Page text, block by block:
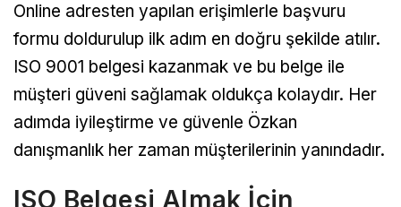
Online adresten yapılan erişimlerle başvuru
formu doldurulup ilk adım en doğru şekilde atılır.
ISO 9001 belgesi kazanmak ve bu belge ile
müşteri güveni sağlamak oldukça kolaydır. Her
adımda iyileştirme ve güvenle Özkan
danışmanlık her zaman müşterilerinin yanındadır.
ISO Belgesi Almak İçin